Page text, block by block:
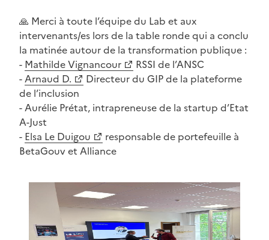
🙏 Merci à toute l’équipe du Lab et aux
intervenants/es lors de la table ronde qui a conclu
la matinée autour de la transformation publique :
-
(Ouvre une nouvelle fenêtre)
Mathilde Vignancour
RSSI de l’ANSC
-
(Ouvre une nouvelle fenêtre)
Arnaud D.
Directeur du GIP de la plateforme
de l’inclusion
- Aurélie Prétat, intrapreneuse de la startup d’Etat
A-Just
-
(Ouvre une nouvelle fenêtre)
Elsa Le Duigou
responsable de portefeuille à
BetaGouv et Alliance